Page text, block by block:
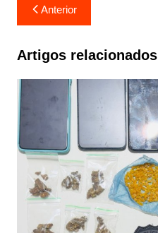
de
Post
Anterior
Artigos relacionados